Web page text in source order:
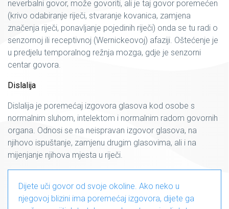
neverbalni govor, može govoriti, ali je taj govor poremećen
(krivo odabiranje riječi, stvaranje kovanica, zamjena
značenja riječi, ponavljanje pojedinih riječi) onda se tu radi o
senzornoj ili receptivnoj (Wernickeovoj) afaziji. Oštećenje je
u predjelu temporalnog režnja mozga, gdje je senzorni
centar govora.
Dislalija
Dislalija je poremećaj izgovora glasova kod osobe s
normalnim sluhom, intelektom i normalnim radom govornih
organa. Odnosi se na neispravan izgovor glasova, na
njihovo ispuštanje, zamjenu drugim glasovima, ali i na
mijenjanje njihova mjesta u riječi.
Dijete uči govor od svoje okoline. Ako neko u
njegovoj blizini ima poremećaj izgovora, dijete ga